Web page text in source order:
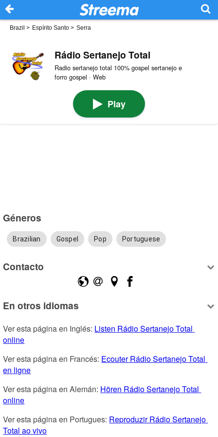
Brazil > Espírito Santo > Serra
Rádio Sertanejo Total
Radio sertanejo total 100% gospel sertanejo e
forro gospel · Web
Play
Géneros
Brazilian Gospel Pop Portuguese
Contacto
En otros idiomas
Ver esta página en Inglés: Listen Rádio Sertanejo Total
online
Ver esta página en Francés: Ecouter Rádio Sertanejo Total
en ligne
Ver esta página en Alemán: Hören Rádio Sertanejo Total
online
Ver esta página en Portugues: Reproduzir Rádio Sertanejo
Total ao vivo